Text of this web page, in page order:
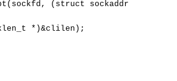
(struct sockaddr
*)&clilen);